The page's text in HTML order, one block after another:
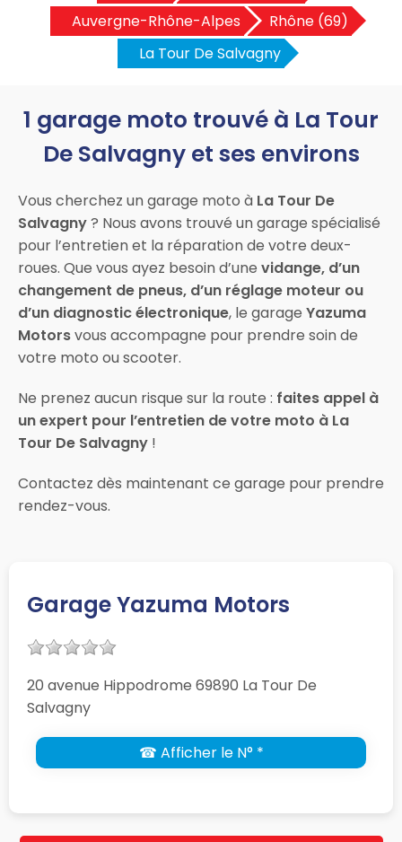
Auvergne-Rhône-Alpes
Rhône (69)
La Tour De Salvagny
1 garage moto trouvé à La Tour
De Salvagny et ses environs
Vous cherchez un garage moto à La Tour De
Salvagny? Nous avons trouvé un garage spécialisé
pour l’entretien et la réparation de votre deux-
roues. Que vous ayez besoin d’une vidange, d’un
changement de pneus, d’un réglage moteur ou
d’un diagnostic électronique, le garage Yazuma
Motorsvous accompagne pour prendre soin de
votre moto ou scooter.
Ne prenez aucun risque sur la route : faites appel à
un expert pour l’entretien de votre moto à La
Tour De Salvagny !
Contactez dès maintenant ce garage pour prendre
rendez-vous.
Garage Yazuma Motors
20 avenue Hippodrome 69890 La Tour De
Salvagny
☎ Afficher le N° *